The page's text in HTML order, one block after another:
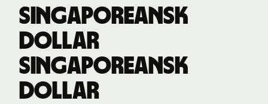
singaporeansk
dollar
singaporeansk
dollar